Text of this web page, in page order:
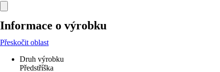
Informace o výrobku
Přeskočit oblast
Druh výrobku
Předstříška